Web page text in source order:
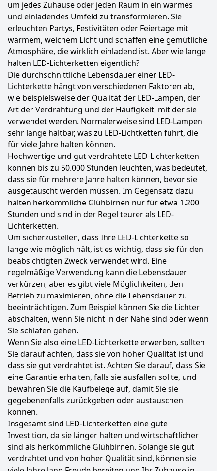
um jedes Zuhause oder jeden Raum in ein warmes
und einladendes Umfeld zu transformieren. Sie
erleuchten Partys, Festivitäten oder Feiertage mit
warmem, weichem Licht und schaffen eine gemütliche
Atmosphäre, die wirklich einladend ist. Aber wie lange
halten LED-Lichterketten eigentlich?
Die durchschnittliche Lebensdauer einer LED-
Lichterkette hängt von verschiedenen Faktoren ab,
wie beispielsweise der Qualität der LED-Lampen, der
Art der Verdrahtung und der Häufigkeit, mit der sie
verwendet werden. Normalerweise sind LED-Lampen
sehr lange haltbar, was zu LED-Lichtketten führt, die
für viele Jahre halten können.
Hochwertige und gut verdrahtete LED-Lichterketten
können bis zu 50.000 Stunden leuchten, was bedeutet,
dass sie für mehrere Jahre halten können, bevor sie
ausgetauscht werden müssen. Im Gegensatz dazu
halten herkömmliche Glühbirnen nur für etwa 1.200
Stunden und sind in der Regel teurer als LED-
Lichterketten.
Um sicherzustellen, dass Ihre LED-Lichterkette so
lange wie möglich hält, ist es wichtig, dass sie für den
beabsichtigten Zweck verwendet wird. Eine
regelmäßige Verwendung kann die Lebensdauer
verkürzen, aber es gibt viele Möglichkeiten, den
Betrieb zu maximieren, ohne die Lebensdauer zu
beeinträchtigen. Zum Beispiel können Sie die Lichter
abschalten, wenn Sie nicht in der Nähe sind oder wenn
Sie schlafen gehen.
Wenn Sie also eine LED-Lichterkette erwerben, sollten
Sie darauf achten, dass sie von hoher Qualität ist und
dass sie gut verdrahtet ist. Achten Sie darauf, dass Sie
eine Garantie erhalten, falls sie ausfallen sollte, und
bewahren Sie die Kaufbelege auf, damit Sie sie
gegebenenfalls zurückgeben oder austauschen
können.
Insgesamt sind LED-Lichterketten eine gute
Investition, da sie länger halten und wirtschaftlicher
sind als herkömmliche Glühbirnen. Solange sie gut
verdrahtet und von hoher Qualität sind, können sie